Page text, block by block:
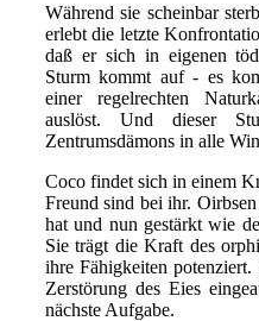
Während sie scheinbar
erlebt die letzte
daß er sich in eigenen
Sturm kommt auf - es
einer regelrechten
auslöst. Und dieser
Zentrumsdämons in alle
Coco findet sich in einem
Freund sind bei ihr.
hat und nun gestärkt wie
Sie trägt die Kraft des
ihre Fähigkeiten
Zerstörung des Eies
nächste Aufgabe.